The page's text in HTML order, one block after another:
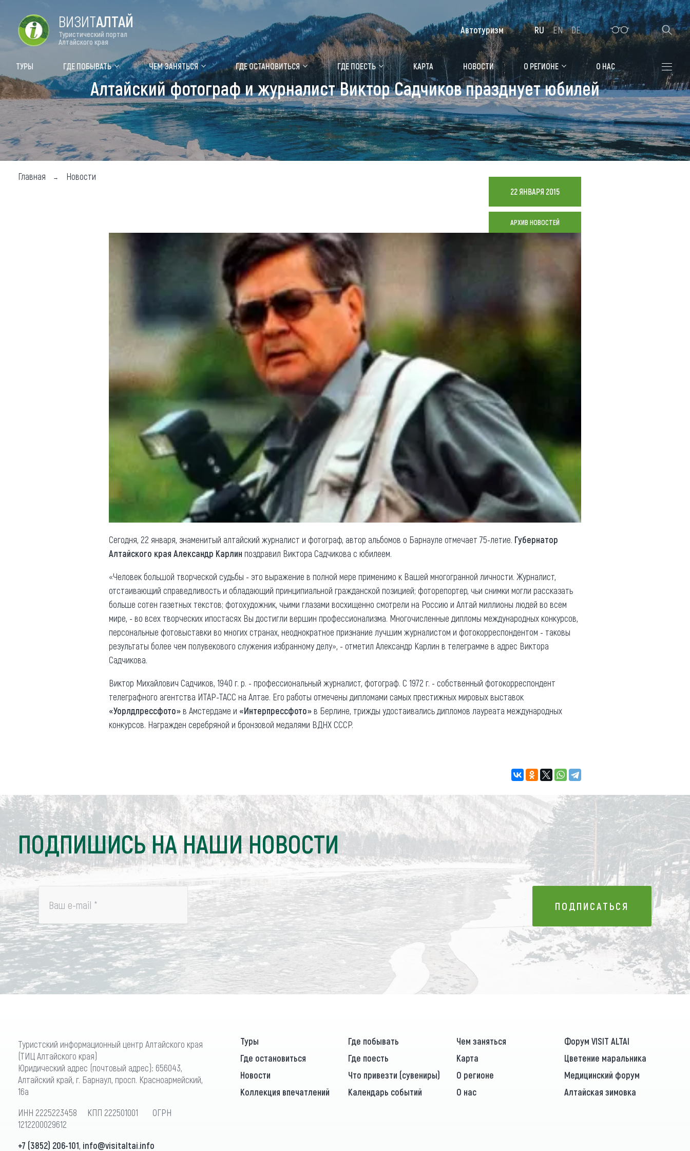
Цветение маральника Медицинский форум Алтайская зимовка
Туры Где побывать
Объекты природы
Объекты истории и культуры
Объекты развлечений
Чем заняться
Календарь событий
Аудиогид
Мой маршрут
Где остановиться
Санатории
Гостиницы, отели
Коттеджи, базы
Сельские усадьбы
Мотели, придорожные отели
Карта
Новости
Что привезти (сувениры)
Карты и буклеты
Коллекция впечатлений
Фотогалерея
Другие рубрики
ВИЗИТАЛТАЙ
Туристический портал
Алтайского края
ТУРЫ ГДЕ ПОБЫВАТЬ ЧЕМ ЗАНЯТЬСЯ ГДЕ ОСТАНОВИТЬСЯ ГДЕ ПОЕСТЬ КАРТА НОВОСТИ О РЕГИОНЕ О НАС
Автотуризм RU EN DE
Алтайский фотограф и журналист Виктор Садчиков празднует юбилей
Главная Новости
22 ЯНВАРЯ 2015
АРХИВ НОВОСТЕЙ
Сегодня, 22 января, знаменитый алтайский журналист и фотограф, автор альбомов о Барнауле отмечает 75-летие. Губернатор
Алтайского края Александр Карлин поздравил Виктора Садчикова с юбилеем.
«Человек большой творческой судьбы - это выражение в полной мере применимо к Вашей многогранной личности. Журналист,
отстаивающий справедливость и обладающий принципиальной гражданской позицией; фоторепортер, чьи снимки могли рассказать
больше сотен газетных текстов; фотохудожник, чьими глазами восхищенно смотрели на Россию и Алтай миллионы людей во всем
мире, - во всех творческих ипостасях Вы достигли вершин профессионализма. Многочисленные дипломы международных конкурсов,
персональные фотовыставки во многих странах, неоднократное признание лучшим журналистом и фотокорреспондентом - таковы
результаты более чем полувекового служения избранному делу», - отметил Александр Карлин в телеграмме в адрес Виктора
Садчикова.
Виктор Михайлович Садчиков, 1940 г. р. - профессиональный журналист, фотограф. С 1972 г. - собственный фотокорреспондент
телеграфного агентства ИТАР-ТАСС на Алтае. Его работы отмечены дипломами самых престижных мировых выставок
«Уорлдпрессфото»в Амстердаме и «Интерпрессфото»в Берлине, трижды удостаивались дипломов лауреата международных
конкурсов. Награжден серебряной и бронзовой медалями ВДНХ СССР.
ПОДПИШИСЬ НА НАШИ НОВОСТИ
Ваш e-mail * ПОДПИСАТЬСЯ
ПОДПИСАТЬСЯ
Туристский информационный центр Алтайского края
(ТИЦ Алтайского края)
Юридический адрес (почтовый адрес): 656043,
Алтайский край, г. Барнаул, просп. Красноармейский,
16а
ИНН 2225223458 КПП 222501001 ОГРН
1212200029612
+7 (3852) 206-101, info@visitaltai.info
Туры Где побывать Чем заняться
Форум VISIT ALTAI
Где остановиться
Где поесть Карта
Цветение маральника
Новости
Что привезти (сувениры) О регионе
Медицинский форум
Коллекция впечатлений
Календарь событий О нас Алтайская зимовка